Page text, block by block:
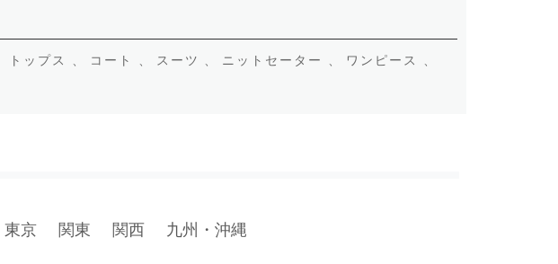
トップス 、 コート 、 スーツ 、 ニットセーター 、
ワンピース 、
東京 関東 関西 九州・沖縄